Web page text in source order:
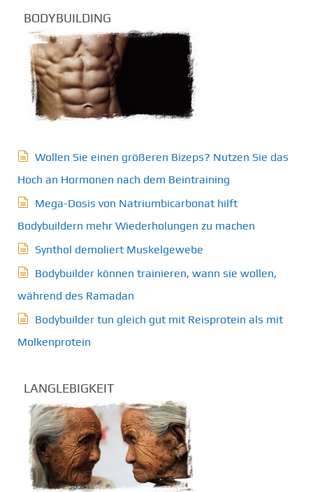
BODYBUILDING
Wollen Sie einen größeren Bizeps? Nutzen Sie das
Hoch an Hormonen nach dem Beintraining
Mega-Dosis von Natriumbicarbonat hilft
Bodybuildern mehr Wiederholungen zu machen
Synthol demoliert Muskelgewebe
Bodybuilder können trainieren, wann sie wollen,
während des Ramadan
Bodybuilder tun gleich gut mit Reisprotein als mit
Molkenprotein
LANGLEBIGKEIT